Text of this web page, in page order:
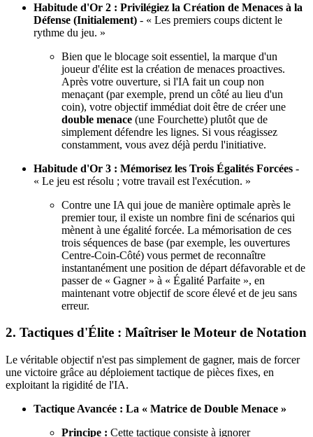
Habitude d'Or 2 : Privilégiez la Création de Menaces à la
Défense (Initialement) - « Les premiers coups dictent le
rythme du jeu. »
Bien que le blocage soit essentiel, la marque d'un
joueur d'élite est la création de menaces proactives.
Après votre ouverture, si l'IA fait un coup non
menaçant (par exemple, prend un côté au lieu d'un
coin), votre objectif immédiat doit être de créer une
double menace (une Fourchette) plutôt que de
simplement défendre les lignes. Si vous réagissez
constamment, vous avez déjà perdu l'initiative.
Habitude d'Or 3 : Mémorisez les Trois Égalités Forcées -
« Le jeu est résolu ; votre travail est l'exécution. »
Contre une IA qui joue de manière optimale après le
premier tour, il existe un nombre fini de scénarios qui
mènent à une égalité forcée. La mémorisation de ces
trois séquences de base (par exemple, les ouvertures
Centre-Coin-Côté) vous permet de reconnaître
instantanément une position de départ défavorable et de
passer de « Gagner » à « Égalité Parfaite », en
maintenant votre objectif de score élevé et de jeu sans
erreur.
2. Tactiques d'Élite : Maîtriser le Moteur de Notation
Le véritable objectif n'est pas simplement de gagner, mais de forcer
une victoire grâce au déploiement tactique de pièces fixes, en
exploitant la rigidité de l'IA.
Tactique Avancée : La « Matrice de Double Menace »
Principe : Cette tactique consiste à ignorer